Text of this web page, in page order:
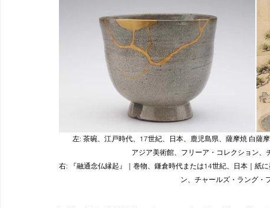
左: 茶碗、江戸時代、17世紀、日本、鹿児島県、薩摩焼 白薩
アジア美術館、フリーア・コレクション
右: 『融通念仏縁起』｜巻物、鎌倉時代または14世紀、日本｜紙
ン、チャールズ・ラング・